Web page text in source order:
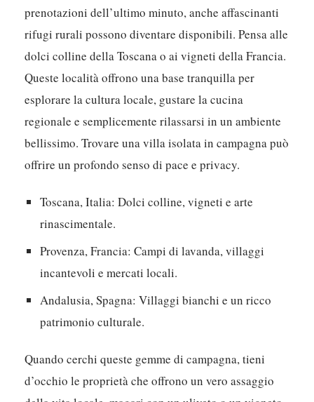
prenotazioni dell’ultimo minuto, anche affascinanti
rifugi rurali possono diventare disponibili. Pensa alle
dolci colline della Toscana o ai vigneti della Francia.
Queste località offrono una base tranquilla per
esplorare la cultura locale, gustare la cucina
regionale e semplicemente rilassarsi in un ambiente
bellissimo.Trovare una villa isolata in campagna può
offrire un profondo senso di pace e privacy.
Toscana, Italia: Dolci colline, vigneti e arte
rinascimentale.
Provenza, Francia: Campi di lavanda, villaggi
incantevoli e mercati locali.
Andalusia, Spagna: Villaggi bianchi e un ricco
patrimonio culturale.
Quando cerchi queste gemme di campagna, tieni
d’occhio le proprietà che offrono un vero assaggio